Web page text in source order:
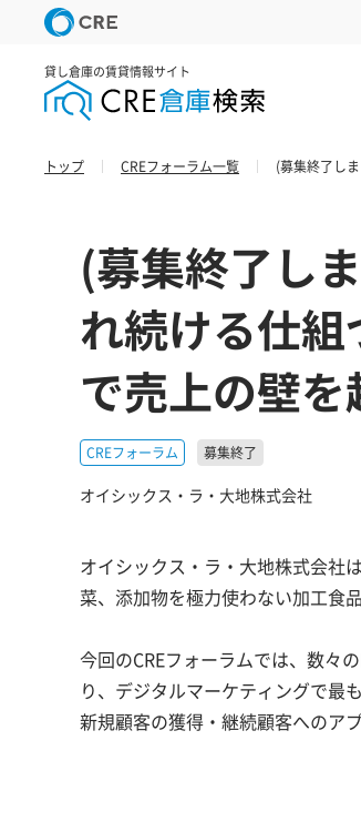
貸し倉庫の賃貸情報サイト
トップ CREフォーラム一覧 (募集終了し
(募集終了し
れ続ける仕
で売上の壁
CREフォーラム 募集終了
オイシックス・ラ・大地株式会社
オイシックス・ラ・大地株式会社
菜、添加物を極力使わない加工食
今回のCREフォーラムでは、数々
り、デジタルマーケティングで最
新規顧客の獲得・継続顧客へのア